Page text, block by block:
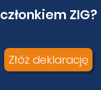
członkiem ZIG?
Złóż deklarację